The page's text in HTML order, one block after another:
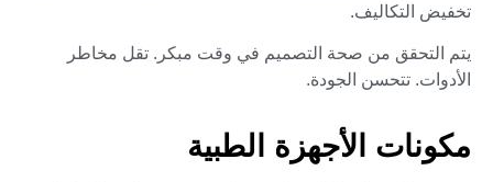
تخفيض التكاليف.
يتم التحقق من صحة التصميم في وقت مبكر. تقل مخاطر
الأدوات. تتحسن الجودة.
مكونات الأجهزة الطبية